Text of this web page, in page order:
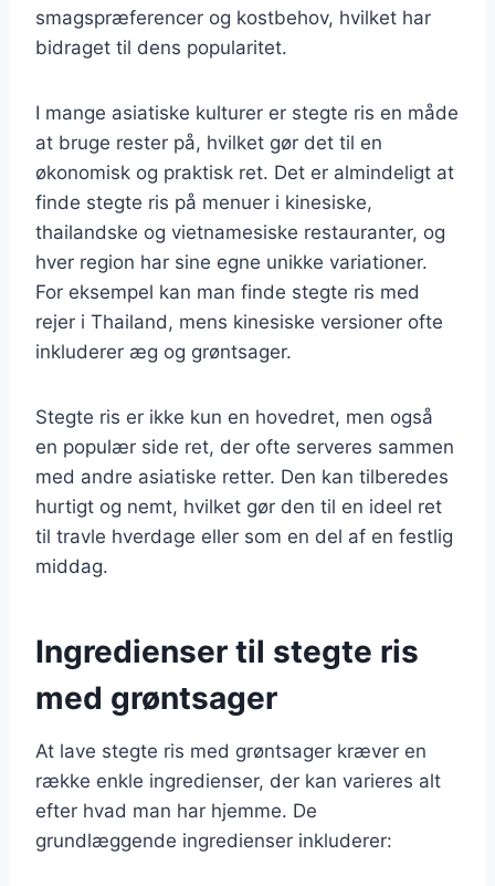
smagspræferencer og kostbehov, hvilket har
bidraget til dens popularitet.
I mange asiatiske kulturer er stegte ris en måde
at bruge rester på, hvilket gør det til en
økonomisk og praktisk ret. Det er almindeligt at
finde stegte ris på menuer i kinesiske,
thailandske og vietnamesiske restauranter, og
hver region har sine egne unikke variationer.
For eksempel kan man finde stegte ris med
rejer i Thailand, mens kinesiske versioner ofte
inkluderer æg og grøntsager.
Stegte ris er ikke kun en hovedret, men også
en populær side ret, der ofte serveres sammen
med andre asiatiske retter. Den kan tilberedes
hurtigt og nemt, hvilket gør den til en ideel ret
til travle hverdage eller som en del af en festlig
middag.
Ingredienser til stegte ris
med grøntsager
At lave stegte ris med grøntsager kræver en
række enkle ingredienser, der kan varieres alt
efter hvad man har hjemme. De
grundlæggende ingredienser inkluderer: